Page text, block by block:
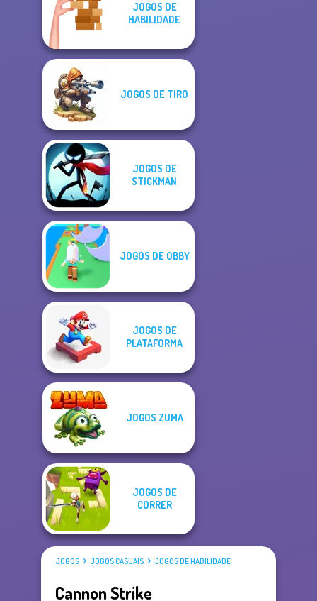
JOGOS DE
HABILIDADE
JOGOS DE TIRO
JOGOS DE
STICKMAN
JOGOS DE OBBY
JOGOS DE
PLATAFORMA
JOGOS ZUMA
JOGOS DE
CORRER
JOGOS JOGOS CASUAIS JOGOS DE HABILIDADE
Cannon Strike